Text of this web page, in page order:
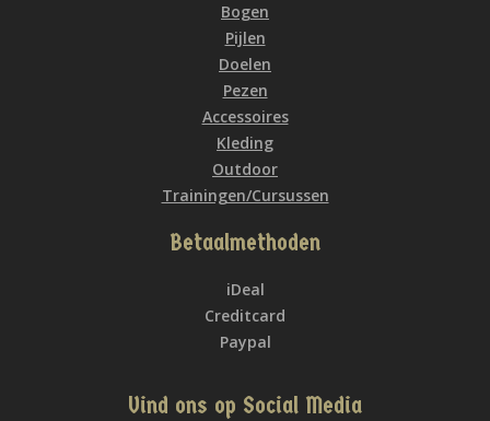
Bogen
Pijlen
Doelen
Pezen
Accessoires
Kleding
Outdoor
Trainingen/Cursussen
Betaalmethoden
iDeal
Creditcard
Paypal
Vind ons op Social Media